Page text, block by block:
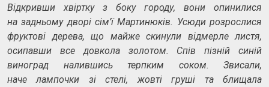
Відкривши хвіртку з боку городу, вони опинилися
на задньому дворі сім’ї Мартинюків. Усюди розрослися
фруктові дерева, що майже скинули відмерле листя,
осипавши все довкола золотом. Спів пізній синій
виноград налившись терпким соком. Звисали,
наче лампочки зі стелі, жовті груші та блищала